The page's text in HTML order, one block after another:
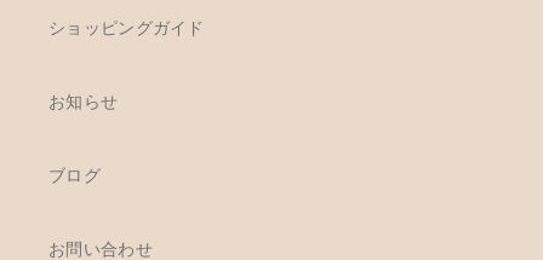
ショッピングガイド
お知らせ
ブログ
お問い合わせ